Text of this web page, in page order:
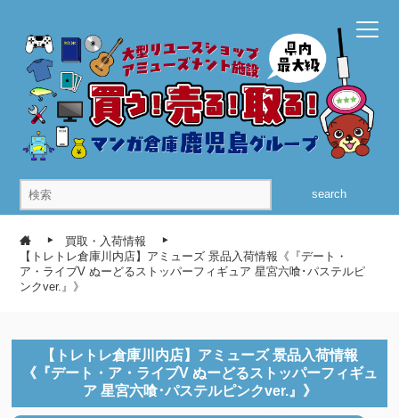
search
買取・入荷情報
【トレトレ倉庫川内店】アミューズ 景品入荷情報《『デート・
ア・ライブV ぬーどるストッパーフィギュア 星宮六喰･パステルピ
ンクver.』》
【トレトレ倉庫川内店】アミューズ 景品入荷情報
《『デート・ア・ライブV ぬーどるストッパーフィギュ
ア 星宮六喰･パステルピンクver.』》